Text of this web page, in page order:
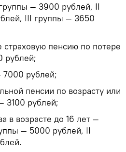
— 3900 рублей, II
III группы — 3650
пенсию по потере
рублей;
7000 рублей;
пенсии по возрасту или
3100 рублей;
в возрасте до 16 лет —
— 5000 рублей, II